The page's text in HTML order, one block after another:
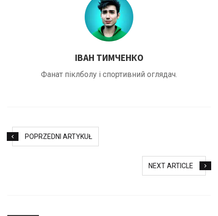
ІВАН ТИМЧЕНКО
Фанат піклболу і спортивний оглядач.
POPRZEDNI ARTYKUŁ
NEXT ARTICLE